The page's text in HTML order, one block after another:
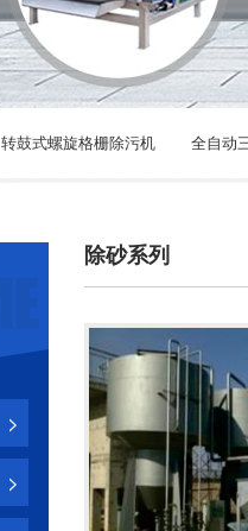
转鼓式螺旋格栅除污机 全自动
除砂系列